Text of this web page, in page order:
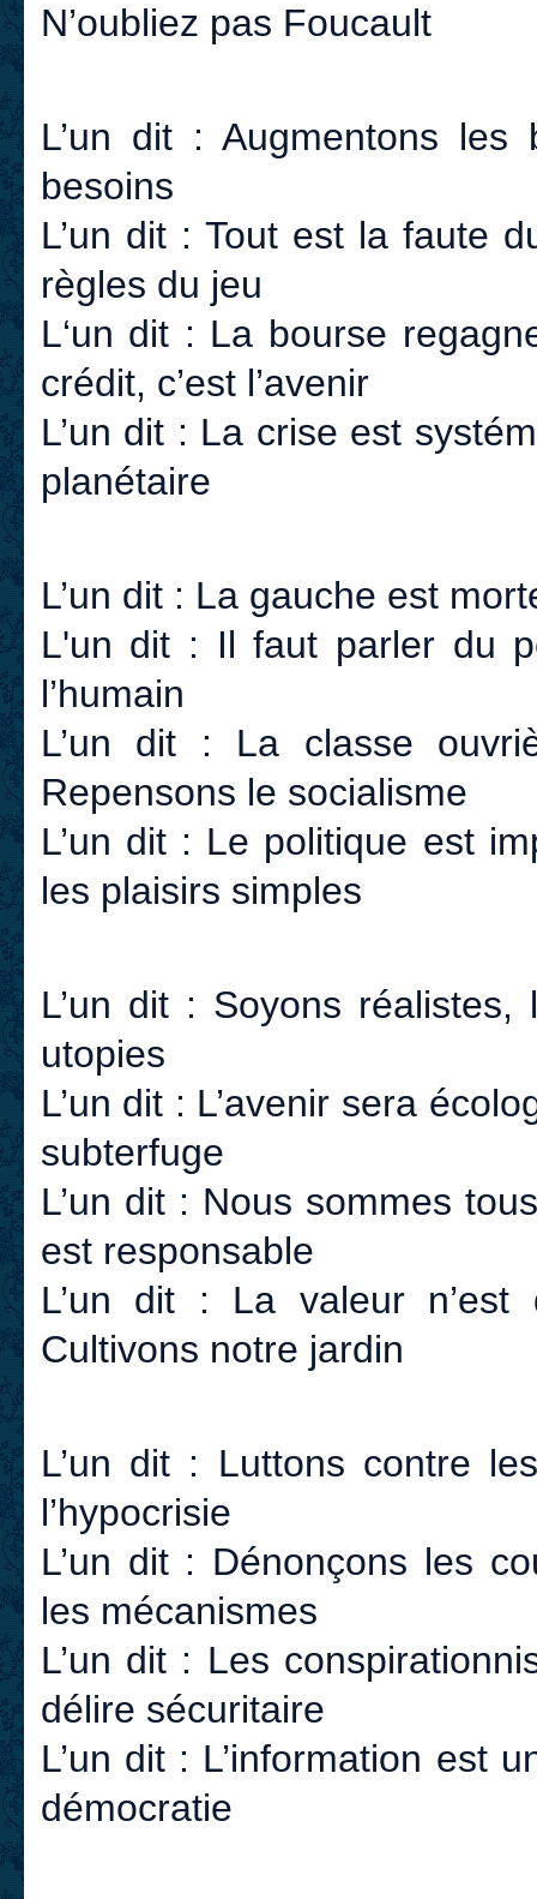
N’oubliez pas Foucault
L’un dit : Augmentons
besoins
L’un dit : Tout est la faute
règles du jeu
L‘un dit : La bourse
crédit, c’est l’avenir
L’un dit : La crise est
planétaire
L’un dit : La gauche est
L'un dit : Il faut parler du
l’humain
L’un dit : La classe
Repensons le socialisme
L’un dit : Le politique est
les plaisirs simples
L’un dit : Soyons
utopies
L’un dit : L’avenir sera
subterfuge
L’un dit : Nous sommes
est responsable
L’un dit : La valeur
Cultivons notre jardin
L’un dit : Luttons contre
l’hypocrisie
L’un dit : Dénonçons les
les mécanismes
L’un dit : Les
délire sécuritaire
L’un dit : L’information est
démocratie